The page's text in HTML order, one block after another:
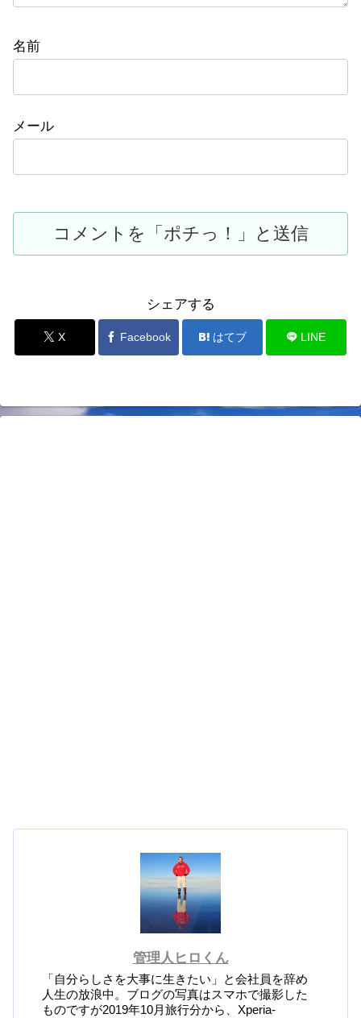
名前
メール
シェアする
X Facebook はてブ LINE
管理人ヒロくん
「自分らしさを大事に生きたい」と会社員を辞め
人生の放浪中。ブログの写真はスマホで撮影した
ものですが2019年10月旅行分から、Xperia-